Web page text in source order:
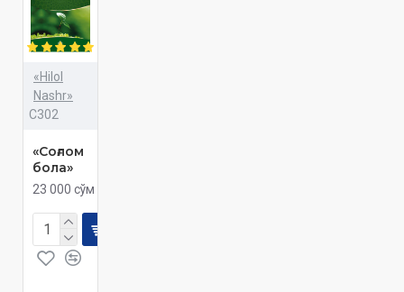
«Hilol
Nashr»
C302
«Соғлом
бола»
23 000 сўм